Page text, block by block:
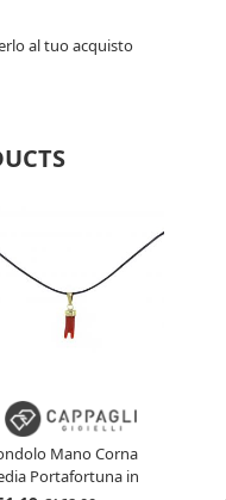
al tuo acquisto
Mano Corna
Portafortuna in